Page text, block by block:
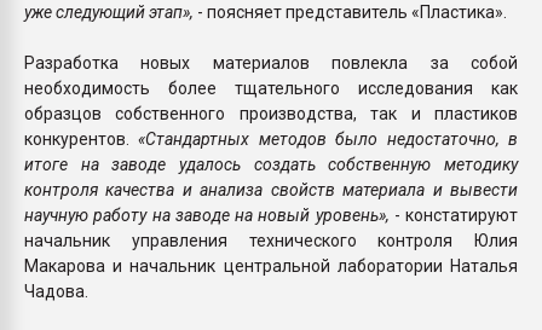
уже следующий этап», - поясняет представитель «Пластика».
Разработка новых материалов повлекла за собой
необходимость более тщательного исследования как
образцов собственного производства, так и пластиков
конкурентов.«Стандартных методов было недостаточно, в
итоге на заводе удалось создать собственную методику
контроля качества и анализа свойств материала и вывести
научную работу на заводе на новый уровень», - констатируют
начальник управления технического контроля Юлия
Макарова и начальник центральной лаборатории Наталья
Чадова.